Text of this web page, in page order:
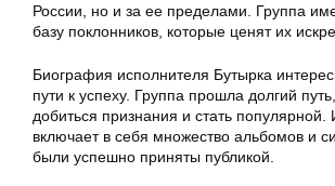
России, но и за ее пределами. Группа
базу поклонников, которые ценят их
Биография исполнителя Бутырка
пути к успеху. Группа прошла долгий
добиться признания и стать популярной.
включает в себя множество альбомов и
были успешно приняты публикой.